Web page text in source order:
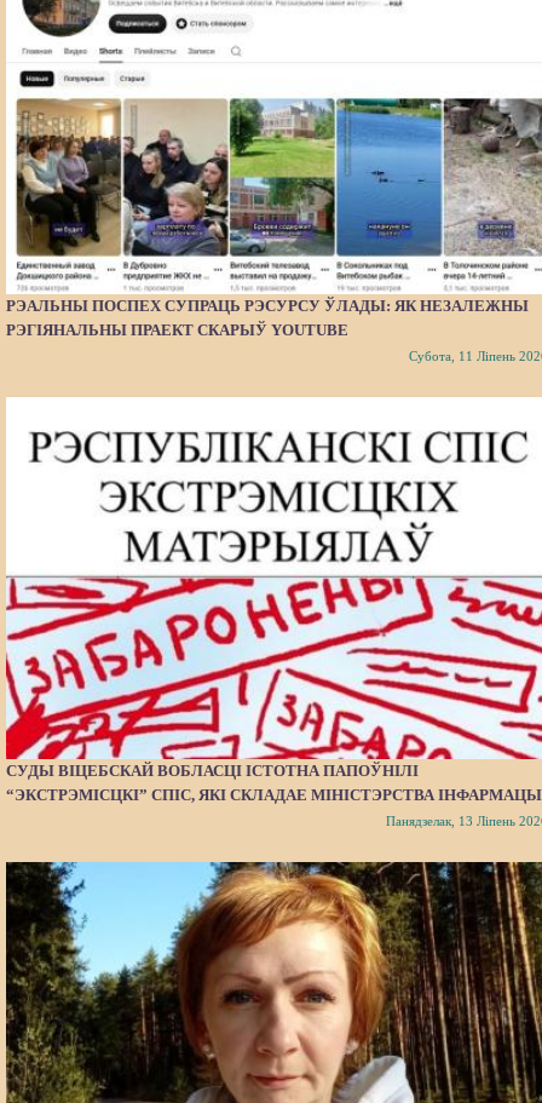
РЭАЛЬНЫ ПОСПЕХ СУПРАЦЬ РЭСУРСУ ЎЛАДЫ: ЯК НЕЗАЛЕЖНЫ
РЭГІЯНАЛЬНЫ ПРАЕКТ СКАРЫЎ YOUTUBE
Субота, 11 Ліпень
СУДЫ ВІЦЕБСКАЙ ВОБЛАСЦІ ІСТОТНА ПАПОЎНІЛІ
“ЭКСТРЭМІСЦКІ” СПІС, ЯКІ СКЛАДАЕ МІНІСТЭРСТВА
Панядзелак, 13 Ліпень